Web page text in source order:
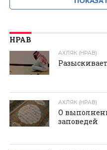
НРАВ
АХЛЯК (НРАВ)
АХЛЯК (НРАВ)
О
заповедей